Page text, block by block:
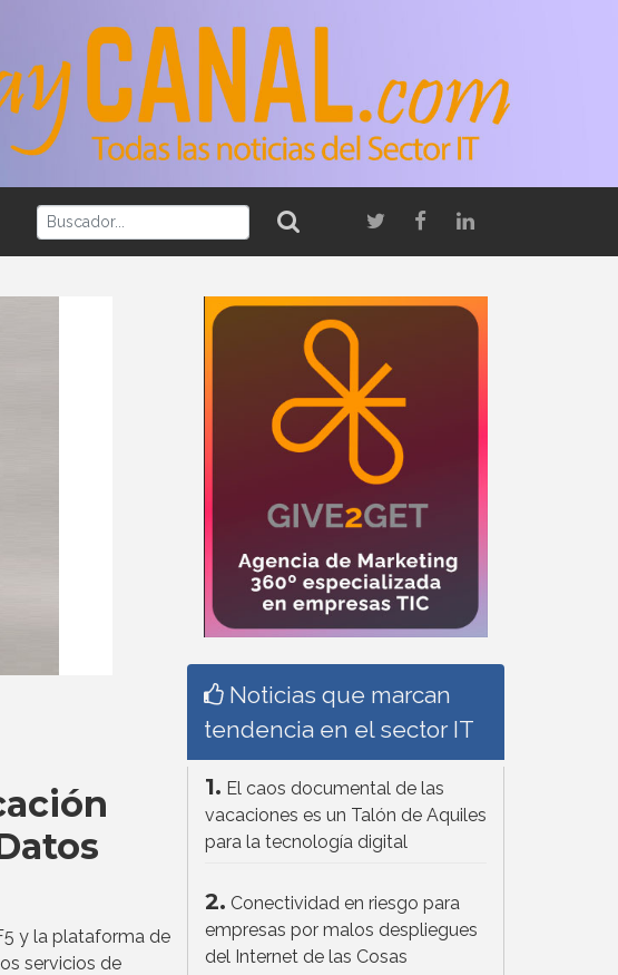
y la plataforma de
servicios de
Noticias que marcan
tendencia en el sector IT
1. El caos documental de las
vacaciones es un Talón de Aquiles
para la tecnología digital
2. Conectividad en riesgo para
empresas por malos despliegues
del Internet de las Cosas